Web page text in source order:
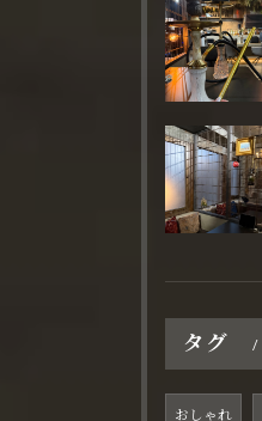
タグ
おしゃれ